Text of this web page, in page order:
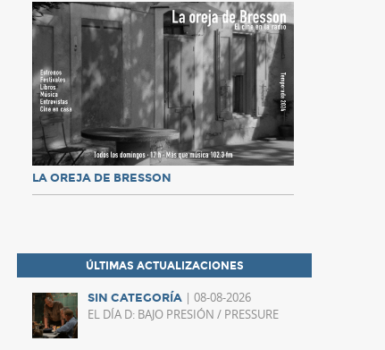
LA OREJA DE BRESSON
ÚLTIMAS ACTUALIZACIONES
SIN CATEGORÍA | 08-08-2026
EL DÍA D: BAJO PRESIÓN / PRESSURE